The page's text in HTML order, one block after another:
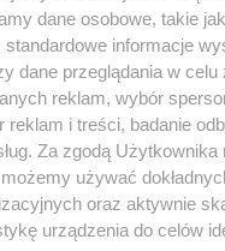
dane osobowe, takie
standardowe informacje
dane przeglądania w celu
reklam, wybór
reklam i treści, badanie
Za zgodą Użytkownika
używać
oraz aktywnie
urządzenia do celów